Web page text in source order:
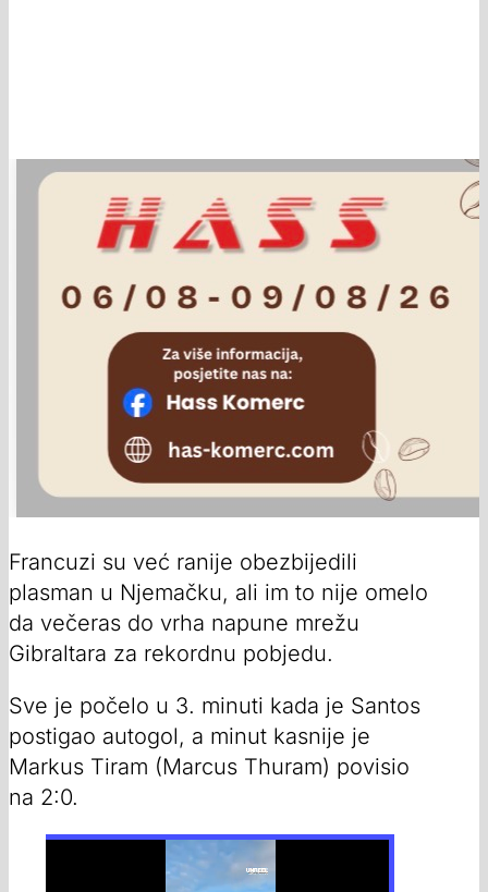
Francuzi su već ranije obezbijedili
plasman u Njemačku, ali im to nije omelo
da večeras do vrha napune mrežu
Gibraltara za rekordnu pobjedu.
Sve je počelo u 3. minuti kada je Santos
postigao autogol, a minut kasnije je
Markus Tiram (Marcus Thuram) povisio
na 2:0.